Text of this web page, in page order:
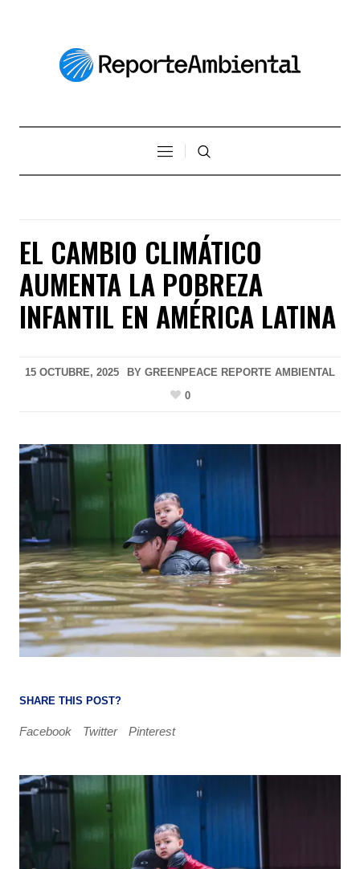
EL CAMBIO CLIMÁTICO
AUMENTA LA POBREZA
INFANTIL EN AMÉRICA LATINA
15 OCTUBRE, 2025 BY GREENPEACE REPORTE AMBIENTAL
0
SHARE THIS POST?
Facebook Twitter Pinterest